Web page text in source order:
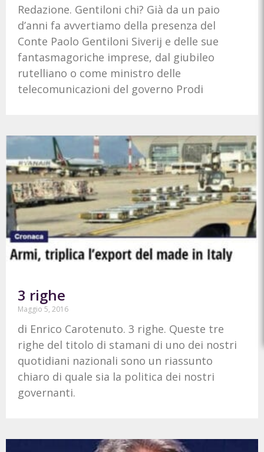
Redazione. Gentiloni chi? Già da un paio
d’anni fa avvertiamo della presenza del
Conte Paolo Gentiloni Siverij e delle sue
fantasmagoriche imprese, dal giubileo
rutelliano o come ministro delle
telecomunicazioni del governo Prodi
3 righe
Maggio 5, 2016
di Enrico Carotenuto. 3 righe. Queste tre
righe del titolo di stamani di uno dei nostri
quotidiani nazionali sono un riassunto
chiaro di quale sia la politica dei nostri
governanti.